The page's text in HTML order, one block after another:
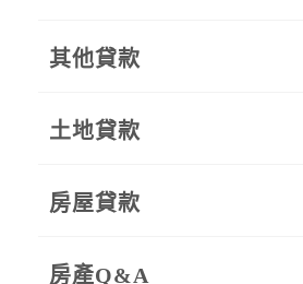
其他貸款
土地貸款
房屋貸款
房產Q&A